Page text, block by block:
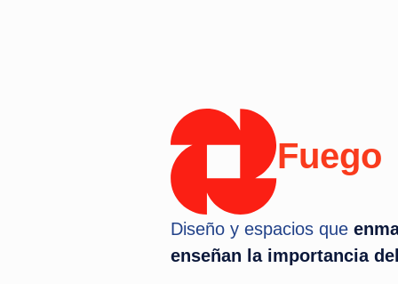
Fuego
Diseño y espacios que
enseñan la importancia